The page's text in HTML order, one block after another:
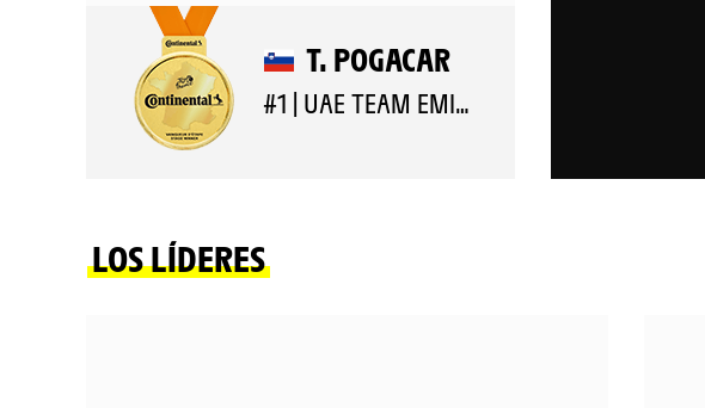
T. POGACAR
#1 | UAE TEAM EMIRATES XRG
LOS LÍDERES